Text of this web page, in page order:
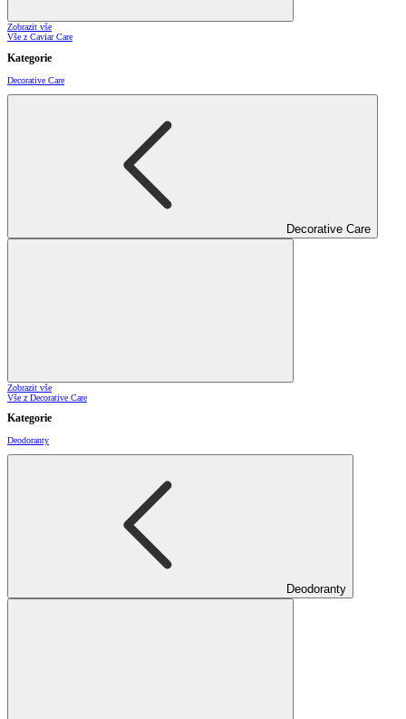
Zobrazit vše
Vše z Caviar Care
Kategorie
Decorative Care
Decorative Care
Zobrazit vše
Vše z Decorative Care
Kategorie
Deodoranty
Deodoranty